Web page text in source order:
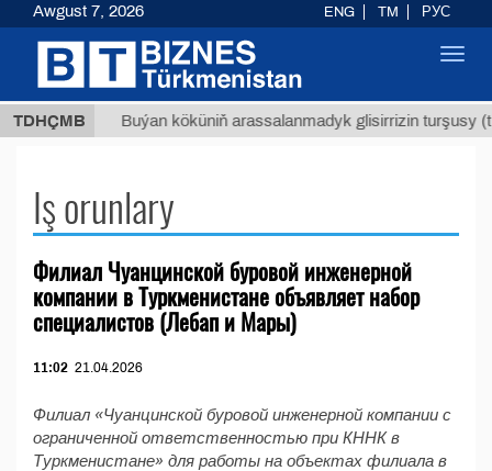
TDHÇMB Buýan köküniň arassalanmadyk glisirrizin turşusy (t.)
Iş orunlary
Филиал Чуанцинской буровой инженерной
компании в Туркменистане объявляет набор
специалистов (Лебап и Мары)
11:02 21.04.2026
Филиал «Чуанцинской буровой инженерной компании с
ограниченной ответственностью при КННК в
Туркменистане» для работы на объектах филиала в
Awgust 7, 2026 ENG TM РУС